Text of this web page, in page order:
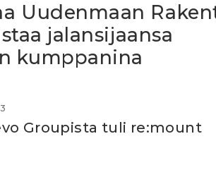
Uudenmaan
jalansijaansa
kumppanina
Groupista tuli re:mount